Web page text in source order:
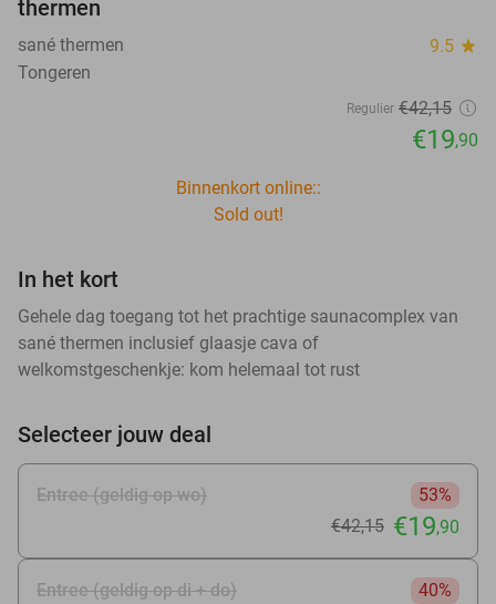
thermen
sané thermen 9.5 star
Tongeren
Regulier €42,15
€19,90
Binnenkort online::
Sold out!
In het kort
Gehele dag toegang tot het prachtige saunacomplex van
sané thermen inclusief glaasje cava of
welkomstgeschenkje: kom helemaal tot rust
Selecteer jouw deal
Entree (geldig op wo)
53%
€42,15 €19,90
Entree (geldig op di + do)
40%